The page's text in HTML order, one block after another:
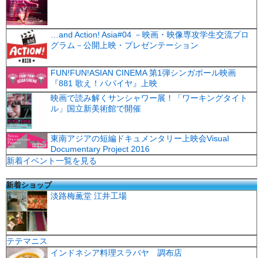
…and Action! Asia#04 －映画・映像専攻学生交流プロ
グラム－公開上映・プレゼンテーション
FUN!FUN!ASIAN CINEMA 第1弾シンガポール映画
『881 歌え！パパイヤ』上映
映画で読み解くサンシャワー展！「ワーキングタイト
ル」国立新美術館で開催
東南アジアの短編ドキュメンタリー上映会Visual
Documentary Project 2016
新着イベント一覧を見る
新着ショップ
淡路梅薫堂 江井工場
テテマニス
インドネシア料理スラバヤ 調布店